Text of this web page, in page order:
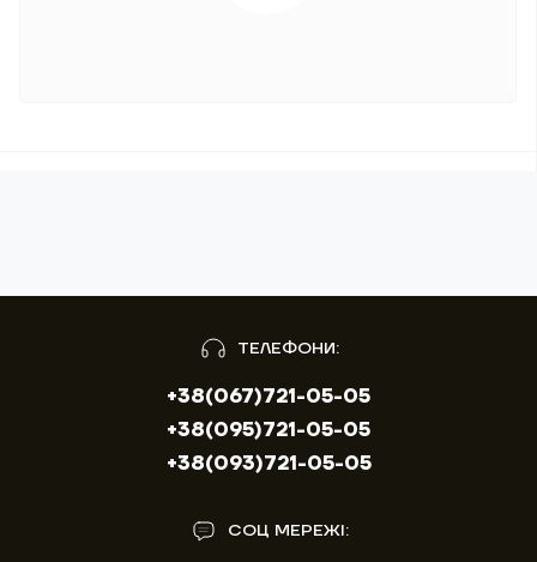
ТЕЛЕФОНИ:
+38(067)721-05-05
+38(095)721-05-05
+38(093)721-05-05
СОЦ МЕРЕЖІ: